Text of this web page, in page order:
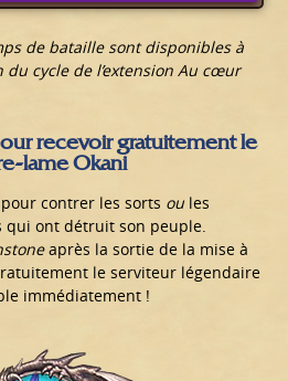
de bataille sont disponibles à
du cycle de l’extension Au cœur
recevoir gratuitement le
lame Okani
contrer les sorts ou les
qui ont détruit son peuple.
après la sortie de la mise à
le serviteur légendaire
immédiatement !